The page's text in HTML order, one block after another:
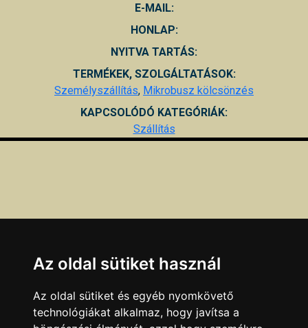
E-MAIL:
HONLAP:
NYITVA TARTÁS:
TERMÉKEK, SZOLGÁLTATÁSOK:
Személyszállítás, Mikrobusz kölcsönzés
KAPCSOLÓDÓ KATEGÓRIÁK:
Szállítás
Az oldal sütiket használ
Az oldal sütiket és egyéb nyomkövető
technológiákat alkalmaz, hogy javítsa a